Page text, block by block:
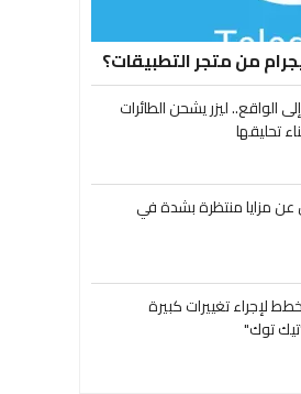
من متجر التطبيقات؟
الواقع.. ليزر يشحن الطائرات
تحليقها
عن مزايا منتظرة بشدة في
لإجراء تغييرات كبيرة
توك"